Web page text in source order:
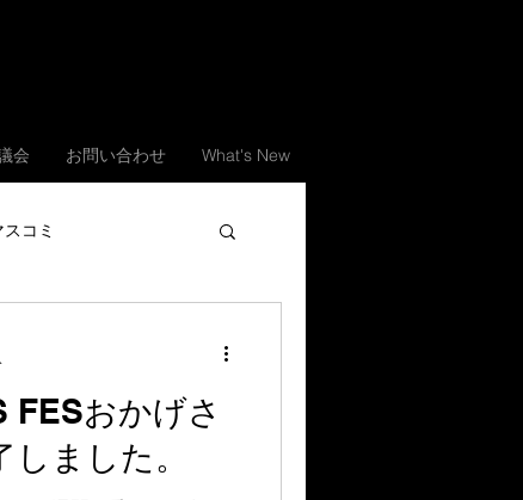
会 お問い合わせ What's New
スコミ
FESおかげさ
ました。